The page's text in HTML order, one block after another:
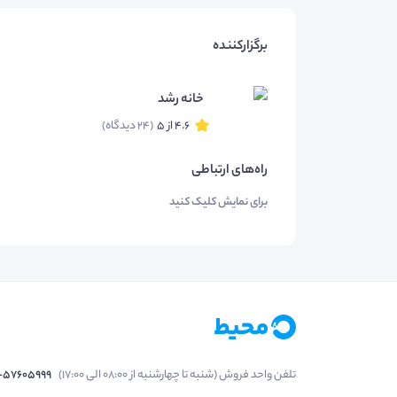
برگزارکننده
خانه رشد
4.6 از 5 (24 دیدگاه)
راه‌های ارتباطی
برای نمایش کلیک کنید
تلفن واحد فروش (شنبه تا چهارشنبه از 08:00 الی 17:00) 57605999